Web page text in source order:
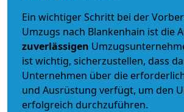
Ein wichtiger Schritt bei der
Umzugs nach Blankenhain ist die
zuverlässigen
ist wichtig, sicherzustellen, dass
Unternehmen über die
und Ausrüstung verfügt, um den
erfolgreich durchzuführen.